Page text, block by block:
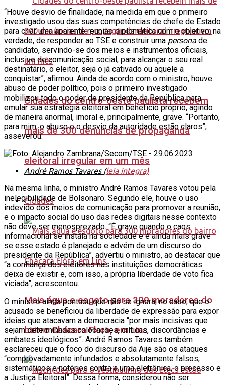
Cidades do centro-oeste paulista recebem
mais de 300 denúncias de propaganda
eleitoral irregular em um mês
Cidades
Mais água e esgoto para 300 moradores do
bairro Chácara Flora, em Lins
“Houve desvio de finalidade, na medida em que o primeiro
investigado usou das suas competências de chefe de Estado
para criar uma aparente reunião diplomática com o objetivo, na
verdade, de responder ao TSE e construir uma persona de
candidato, servindo-se dos meios e instrumentos oficiais,
inclusive de comunicação social, para alcançar o seu real
destinatário, o eleitor, seja o já cativado ou aquele a
conquistar”, afirmou. Ainda de acordo com o ministro, houve
abuso de poder político, pois o primeiro investigado
mobilizou todo o poder de presidente da República para
emular sua estratégia eleitoral em benefício próprio, agindo
de maneira anormal, imoral e, principalmente, grave. “Portanto,
para mim, o abuso e o desvio da autoridade estão claros”,
asseverou.
André Ramos Tavares (leia íntegra)
Na mesma linha, o ministro André Ramos Tavares votou pela
inelegibilidade de Bolsonaro. Segundo ele, houve o uso
indevido dos meios de comunicação para promover a reunião,
e o impacto social do uso das redes digitais nesse contexto
não deve ser menosprezado. “É grave quando o caos
informacional se instala na sociedade e é ainda mais grave
se esse estado é planejado e advém de um discurso do
presidente da República”, advertiu o ministro, ao destacar que
“a confiança dos eleitores nas instituições democráticas
deixa de existir e, com isso, a própria liberdade de voto fica
viciada”, acrescentou.
O ministro ainda pontuou que não se ignora, no caso, que o
acusado se beneficiou da liberdade de expressão para expor
ideias que atacavam a democracia “por mais incisivas que
sejam determinadas colocações, críticas, discordâncias e
embates ideológicos”. André Ramos Tavares também
esclareceu que o foco do discurso da Aije são os ataques
“comprovadamente infundados e absolutamente falsos,
sistemáticos e notórios contra a urna eletrônica, o processo e
a Justiça Eleitoral”. Dessa forma, considerou não ser